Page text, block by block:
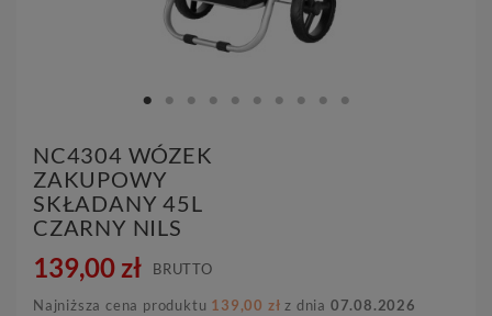
NC4304 WÓZEK
ZAKUPOWY
SKŁADANY 45L
CZARNY NILS
139,00 zł BRUTTO
Najniższa cena produktu 139,00 zł z dnia 07.08.2026